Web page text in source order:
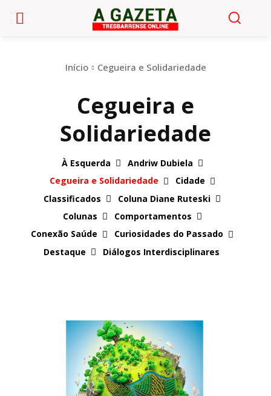
Início Cegueira e Solidariedade
Cegueira e
Solidariedade
À Esquerda
Andriw Dubiela
Cegueira e Solidariedade
Cidade
Classificados
Coluna Diane Ruteski
Colunas
Comportamentos
Conexão Saúde
Curiosidades do Passado
Destaque
Diálogos Interdisciplinares